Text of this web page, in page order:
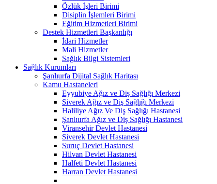
Özlük İşleri Birimi
Disiplin İşlemleri Birimi
Eğitim Hizmetleri Birimi
Destek Hizmetleri Başkanlığı
İdari Hizmetler
Mali Hizmetler
Sağlık Bilgi Sistemleri
Sağlık Kurumları
Şanlıurfa Dijital Sağlık Haritası
Kamu Hastaneleri
Eyyubiye Ağız ve Diş Sağlığı Merkezi
Siverek Ağız ve Diş Sağlığı Merkezi
Haliliye Ağız Ve Diş Sağlığı Hastanesi
Şanlıurfa Ağız ve Diş Sağlığı Hastanesi
Viransehir Devlet Hastanesi
Siverek Devlet Hastanesi
Suruç Devlet Hastanesi
Hilvan Devlet Hastanesi
Halfeti Devlet Hastanesi
Harran Devlet Hastanesi